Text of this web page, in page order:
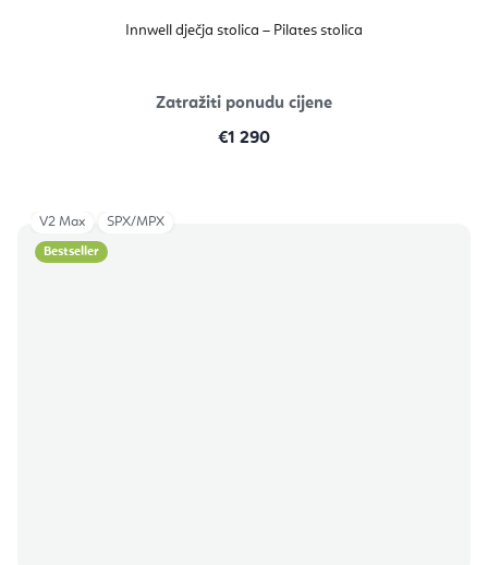
Innwell dječja stolica – Pilates stolica
Zatražiti ponudu cijene
€1 290
Bestseller
V2 Max SPX/MPX